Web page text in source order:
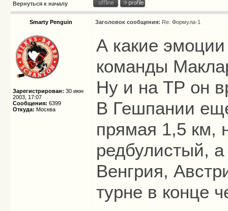
Вернуться к началу
Smarty Penguin Заголовок сообщения: Re: Формула-1
Зарегистрирован: 30 июн
2003, 17:07
Сообщения: 6399
Откуда: Москва
А какие
команды
Ну и на ТР он
В Гешпании
прямая 1,5 км,
редбулистый,
Венгрия,
турне в конце